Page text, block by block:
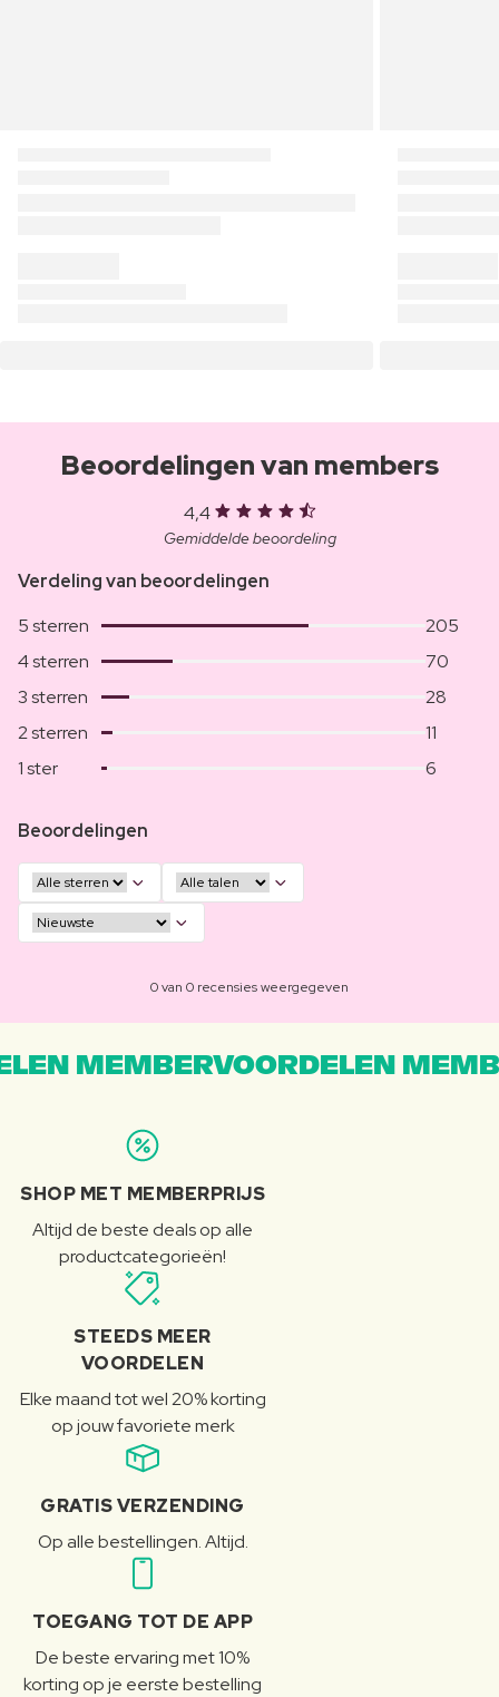
Beoordelingen van members
4,4
Gemiddelde beoordeling
Verdeling van beoordelingen
5 sterren
205
4 sterren
70
3 sterren
28
2 sterren
11
1 ster
6
Beoordelingen
0 van 0 recensies weergegeven
MEMBERVOORDELEN
SHOP MET MEMBERPRIJS
Altijd de beste deals op alle
productcategorieën!
STEEDS MEER
VOORDELEN
Elke maand tot wel 20% korting
op jouw favoriete merk
GRATIS VERZENDING
Op alle bestellingen. Altijd.
TOEGANG TOT DE APP
De beste ervaring met 10%
korting op je eerste bestelling